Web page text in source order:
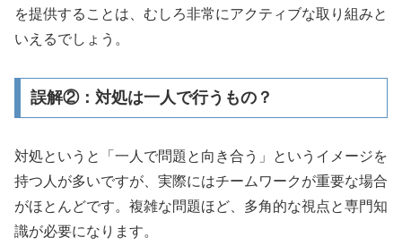
を提供することは、むしろ非常にアクティブな取り組みと
いえるでしょう。
誤解②：対処は一人で行うもの？
対処というと「一人で問題と向き合う」というイメージを
持つ人が多いですが、実際にはチームワークが重要な場合
がほとんどです。複雑な問題ほど、多角的な視点と専門知
識が必要になります。